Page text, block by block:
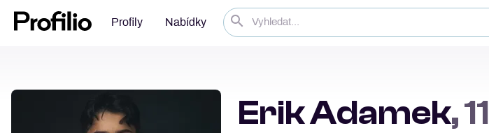
Profily Nabídky
Erik Adamek, 11